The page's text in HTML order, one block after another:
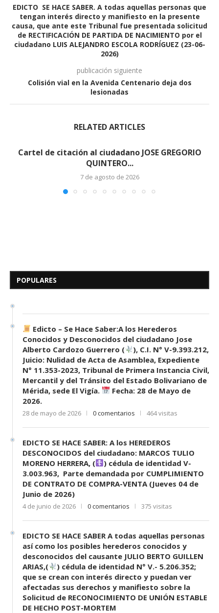
EDICTO SE HACE SABER. A todas aquellas personas que
tengan interés directo y manifiesto en la presente
causa, que ante este Tribunal fue presentada solicitud
de RECTIFICACIÓN DE PARTIDA DE NACIMIENTO por el
ciudadano LUIS ALEJANDRO ESCOLA RODRÍGUEZ (23-06-
2026)
publicación siguiente
Colisión vial en la Avenida Centenario deja dos
lesionadas
RELATED ARTICLES
Cartel de citación al ciudadano JOSE GREGORIO
QUINTERO...
7 de agosto de 2026
POPULARESDesconocidos del...
Edicto – Se Hace Saber:A los Herederos
Conocidos y Desconocidos del ciudadano Jose
Alberto Cardozo Guerrero (
), C.I. N° V-9.393.212,
Juicio: Nulidad de Acta de Asamblea, Expediente
N° 11.353-2023, Tribunal de Primera Instancia Civil,
Mercantil y del Tránsito del Estado Bolivariano de
Mérida, sede El Vigía.
Fecha: 28 de Mayo de
2026.
28 de mayo de 2026 0 comentarios 464 visitas
EDICTO SE HACE SABER: A los HEREDEROS
DESCONOCIDOS del ciudadano: MARCOS TULIO
MORENO HERRERA, (
) cédula de identidad V-
3.003.963, Parte demandada por CUMPLIMIENTO
DE CONTRATO DE COMPRA-VENTA (Jueves 04 de
Junio de 2026)
4 de junio de 2026 0 comentarios 375 visitas
EDICTO SE HACE SABER A todas aquellas personas
así como los posibles herederos conocidos y
desconocidos del causante JULIO BERTO GUILLEN
ARIAS,(
) cédula de identidad N° V.- 5.206.352;
que se crean con interés directo y puedan ver
afectadas sus derechos y manifiesto sobre la
Solicitud de RECONOCIMIENTO DE UNIÓN ESTABLE
DE HECHO POST-MORTEM